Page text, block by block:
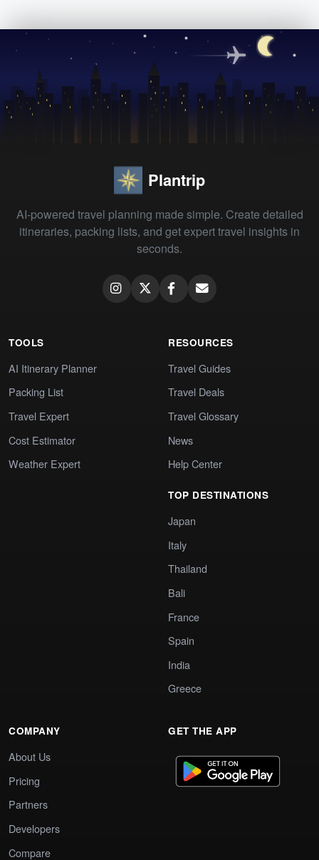
Plantrip
AI-powered travel planning made simple. Create detailed
itineraries, packing lists, and get expert travel insights in
seconds.
TOOLS
AI Itinerary Planner
Packing List
Travel Expert
Cost Estimator
Weather Expert
RESOURCES
Travel Guides
Travel Deals
Travel Glossary
News
Help Center
TOP DESTINATIONS
Japan
Italy
Thailand
Bali
France
Spain
India
Greece
COMPANY
About Us
Pricing
Partners
Developers
Compare
GET THE APP